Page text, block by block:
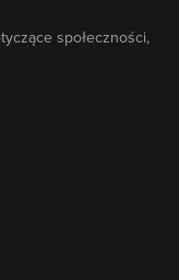
społeczności,